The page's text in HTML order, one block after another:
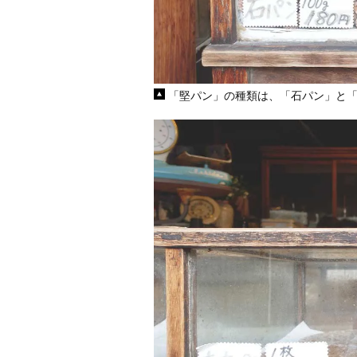
「堅パン」の種類は、「石パン」と